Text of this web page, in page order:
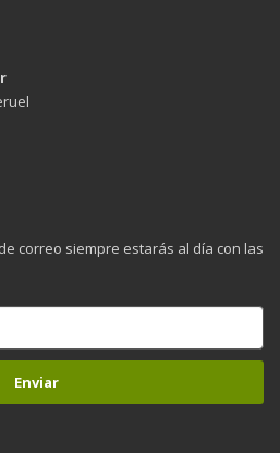
correo siempre estarás al día con las